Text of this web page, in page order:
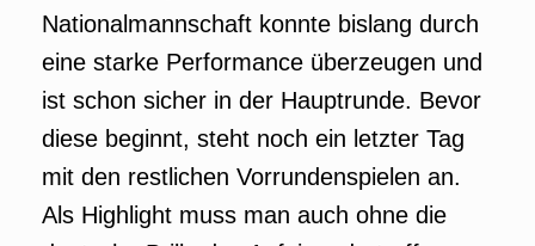
Nationalmannschaft konnte bislang durch
eine starke Performance überzeugen und
ist schon sicher in der Hauptrunde. Bevor
diese beginnt, steht noch ein letzter Tag
mit den restlichen Vorrundenspielen an.
Als Highlight muss man auch ohne die